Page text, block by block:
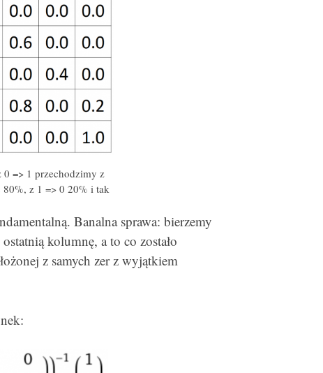
0 => 1 przechodzimy z
z 1 => 0 20% i tak
Banalna sprawa: bierzemy
kolumnę, a to co zostało
z samych zer z wyjątkiem